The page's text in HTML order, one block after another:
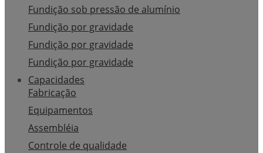
Fundição sob pressão de alumínio
Fundição por gravidade
Fundição por gravidade
Fundição por gravidade
Capacidades
Fabricação
Equipamentos
Assembléia
Controle de qualidade